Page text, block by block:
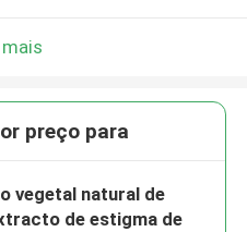
preço para
vegetal natural de
de estigma de